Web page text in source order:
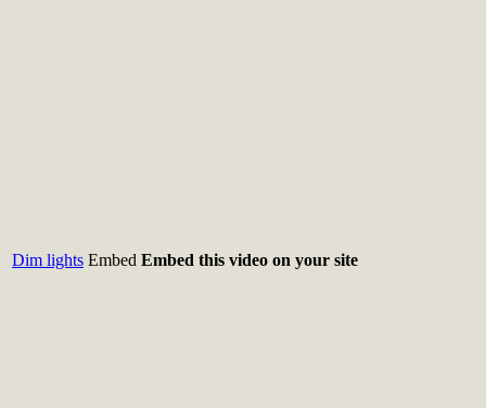
Dim lights Embed Embed this video on your site